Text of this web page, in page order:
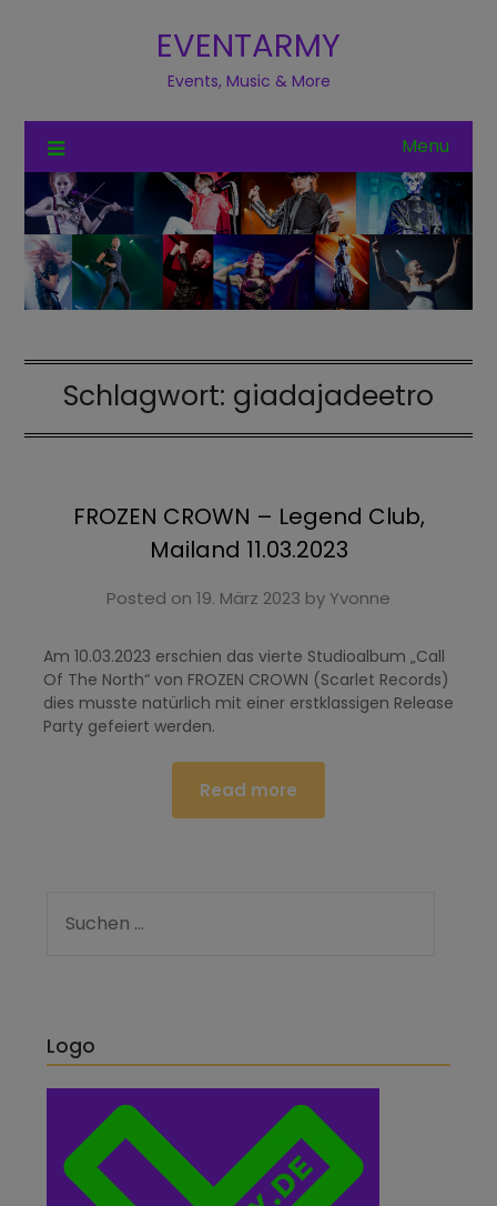
EVENTARMY
Events, Music & More
Menu
Schlagwort: giadajadeetro
FROZEN CROWN – Legend Club,
Mailand 11.03.2023
Posted on 19. März 2023 byYvonne
Am 10.03.2023 erschien das vierte Studioalbum „Call
Of The North“ von FROZEN CROWN (Scarlet Records)
dies musste natürlich mit einer erstklassigen Release
Party gefeiert werden.
Read more
Logo